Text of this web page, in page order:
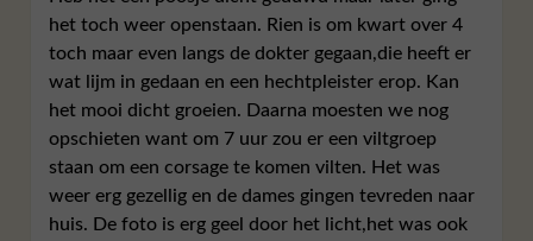
het toch weer openstaan. Rien is om kwart over 4
toch maar even langs de dokter gegaan,die heeft er
wat lijm in gedaan en een hechtpleister erop. Kan
het mooi dicht groeien. Daarna moesten we nog
opschieten want om 7 uur zou er een viltgroep
staan om een corsage te komen vilten. Het was
weer erg gezellig en de dames gingen tevreden naar
huis. De foto is erg geel door het licht,het was ook